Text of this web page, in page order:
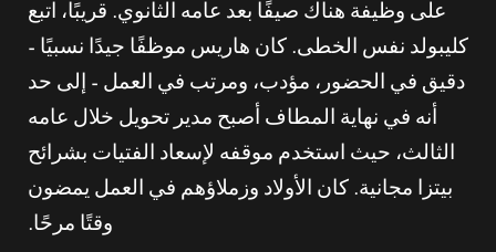
على وظيفة هناك صيفًا بعد عامه الثانوي. قريبًا، اتبع
كليبولد نفس الخطى. كان هاريس موظفًا جيدًا نسبيًا –
دقيق في الحضور، مؤدب، ومرتب في العمل – إلى حد
أنه في نهاية المطاف أصبح مدير تحويل خلال عامه
الثالث، حيث استخدم موقفه لإسعاد الفتيات بشرائح
بيتزا مجانية. كان الأولاد وزملاؤهم في العمل يمضون
وقتًا مرحًا.